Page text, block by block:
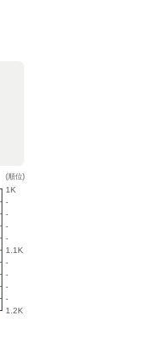
(順位)
1K
-
-
-
-
1.1K
-
-
-
-
1.2K